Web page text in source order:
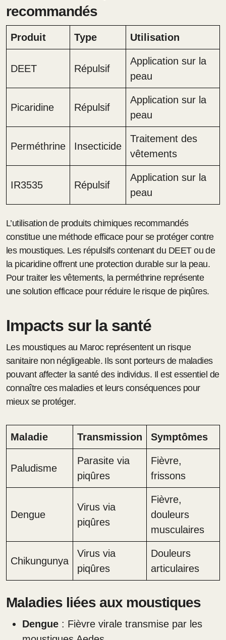
recommandés
Produit Type Utilisation
DEET Répulsif
Application sur la
peau
Picaridine Répulsif
Application sur la
peau
Perméthrine Insecticide
Traitement des
vêtements
IR3535 Répulsif
Application sur la
peau
L’utilisation de produits chimiques recommandés
constitue une méthode efficace pour se protéger contre
les moustiques. Les répulsifs contenant du DEET ou de
la picaridine offrent une protection durable sur la peau.
Pour traiter les vêtements, la perméthrine représente
une solution efficace pour réduire le risque de piqûres.
Impacts sur la santé
Les moustiques au Maroc représentent un risque
sanitaire non négligeable. Ils sont porteurs de maladies
pouvant affecter la santé des individus. Il est essentiel de
connaître ces maladies et leurs conséquences pour
mieux se protéger.
Maladie Transmission Symptômes
Paludisme
Parasite via
piqûres
Fièvre,
frissons
Dengue
Virus via
piqûres
Fièvre,
douleurs
musculaires
Chikungunya
Virus via
piqûres
Douleurs
articulaires
Maladies liées aux moustiques
Dengue : Fièvre virale transmise par les